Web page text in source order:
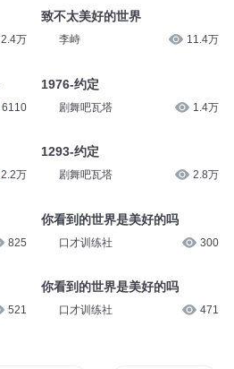
2.4万
6110
2.2万
825
521
致不太美好的世界
李峙 11.4万
1976-约定
剧舞吧瓦塔 1.4万
1293-约定
剧舞吧瓦塔 2.8万
你看到的世界是美好的吗
口才训练社 300
你看到的世界是美好的吗
口才训练社 471